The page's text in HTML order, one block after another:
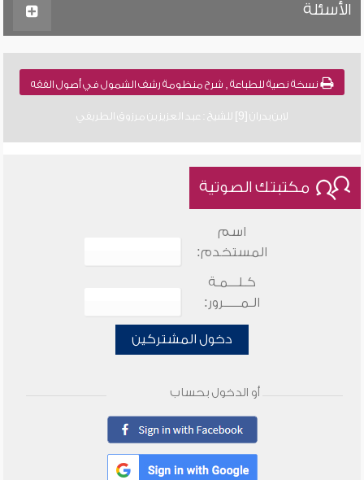
الأسئلة
نسخة نصية للطباعة , شرح منظومة رشف الشمول في أصول الفقه
لابن بدران [9] للشيخ : عبد العزيز بن مرزوق الطريفي
مكتبتك الصوتية
اسم
المستخدم:
كـلـــمـة
الـمـــــرور:
دخول المشتركين
أو الدخول بحساب